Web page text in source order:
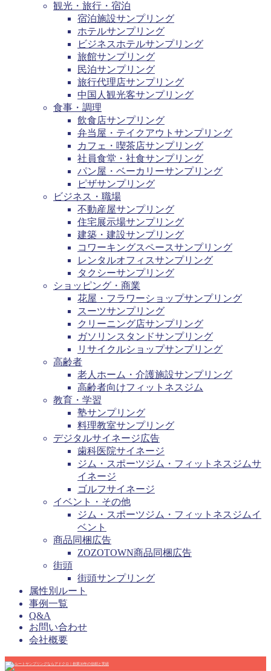
観光・旅行・宿泊
宿泊施設サンプリング
ホテルサンプリング
ビジネスホテルサンプリング
旅館サンプリング
民泊サンプリング
旅行代理店サンプリング
中国人観光客サンプリング
食事・調理
飲食店サンプリング
弁当屋・テイクアウトサンプリング
カフェ・喫茶店サンプリング
社員食堂・社食サンプリング
パン屋・ベーカリーサンプリング
ピザサンプリング
ビジネス・職場
不動産屋サンプリング
住宅展示場サンプリング
建築・建設サンプリング
コワーキングスペースサンプリング
レンタルオフィスサンプリング
タクシーサンプリング
ショッピング・商業
花屋・フラワーショップサンプリング
スーツサンプリング
クリーニング店サンプリング
ガソリンスタンドサンプリング
リサイクルショップサンプリング
高齢者
老人ホーム・介護施設サンプリング
高齢者向けフィットネスジム
教育・学習
塾サンプリング
料理教室サンプリング
デジタルサイネージ広告
歯科医院サイネージ
ジム・スポーツジム・フィットネスジムサ
イネージ
ゴルフサイネージ
イベント・その他
ジム・スポーツジム・フィットネスジムイ
ベント
商品同梱広告
ZOZOTOWN商品同梱広告
街頭
街頭サンプリング
属性別ルート
事例一覧
Q&A
お問い合わせ
会社概要